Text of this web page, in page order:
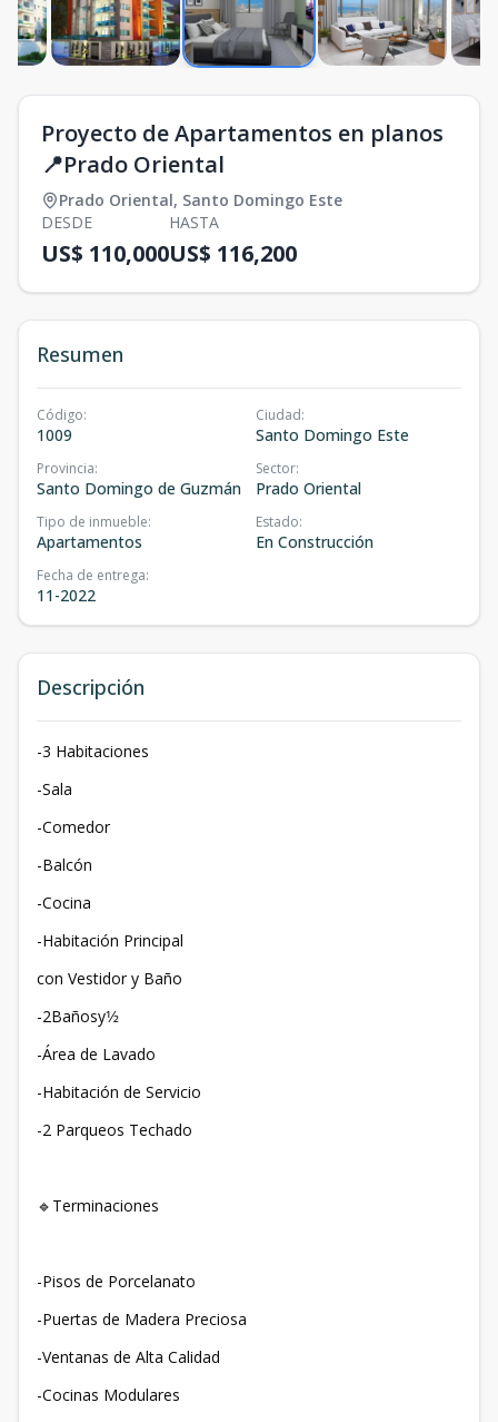
Proyecto de Apartamentos en planos
📍Prado Oriental
Prado Oriental, Santo Domingo Este
DESDE
US$ 110,000
HASTA
US$ 116,200
Resumen
Código:
1009
Ciudad:
Santo Domingo Este
Provincia:
Santo Domingo de Guzmán
Sector:
Prado Oriental
Tipo de inmueble:
Apartamentos
Estado:
En Construcción
Fecha de entrega:
11-2022
Descripción
-3 Habitaciones
-Sala
-Comedor
-Balcón
-Cocina
-Habitación Principal
con Vestidor y Baño
-2Bañosy1⁄2
-Área de Lavado
-Habitación de Servicio
-2 Parqueos Techado
🔹Terminaciones
-Pisos de Porcelanato
-Puertas de Madera Preciosa
-Ventanas de Alta Calidad
-Cocinas Modulares